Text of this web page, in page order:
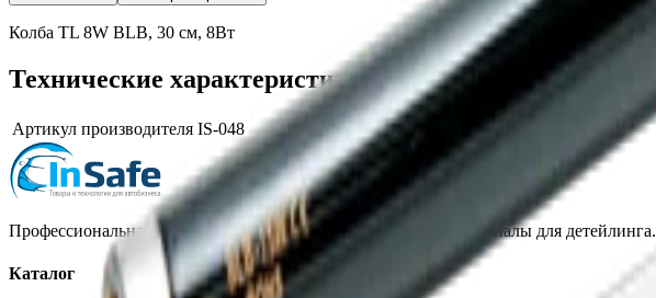
Колба TL 8W BLB, 30 см, 8Вт
Технические характеристики
Артикул производителя IS-048
Профессиональная автохимия, оборудование и расходные материалы для детейлинга.
Каталог